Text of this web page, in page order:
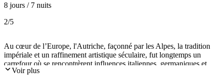
8 jours / 7 nuits
2/5
Au cœur de l’Europe, l'Autriche, façonné par les Alpes, la tradition
impériale et un raffinement artistique séculaire, fut longtemps un
carrefour où se rencontrèrent influences italiennes, germaniques et
slaves. Ce circuit vous fera découvrir cette richesse : Vienne,
Voir plus